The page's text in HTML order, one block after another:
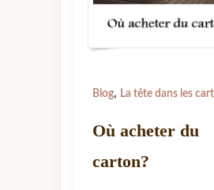
Blog, La tête dans les
Où acheter du
carton?